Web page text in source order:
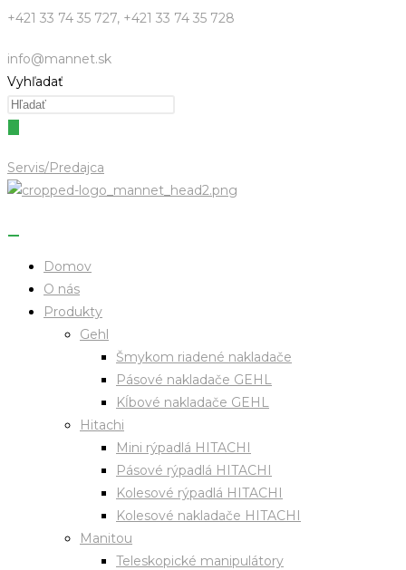
Skip
content
+421 33 74 35 727, +421 33 74 35 728
info@mannet.sk
Vyhľadať
Servis/Predajca
Domov
O nás
Produkty
Gehl
Šmykom riadené nakladače
Pásové nakladače GEHL
Kĺbové nakladače GEHL
Hitachi
Mini rýpadlá HITACHI
Pásové rýpadlá HITACHI
Kolesové rýpadlá HITACHI
Kolesové nakladače HITACHI
Manitou
Teleskopické manipulátory